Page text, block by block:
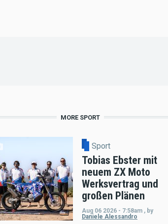
MORE SPORT
Sport
Tobias Ebster mit
neuem ZX Moto
Werksvertrag und
großen Plänen
Aug 06 2026 - 7:58am , by
Daniele Alessandro